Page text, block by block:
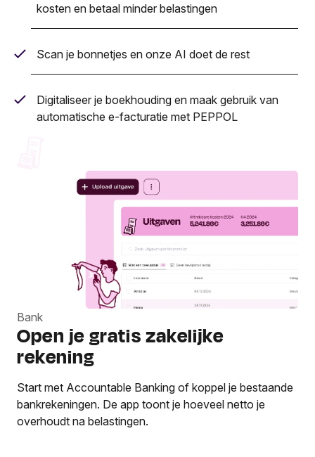
kosten en betaal minder belastingen
Scan je bonnetjes en onze AI doet de rest
Digitaliseer je boekhouding en maak gebruik van
automatische e-facturatie met PEPPOL
Bank
Open je gratis zakelijke
rekening
Start met Accountable Banking of koppel je bestaande
bankrekeningen. De app toont je hoeveel netto je
overhoudt na belastingen.